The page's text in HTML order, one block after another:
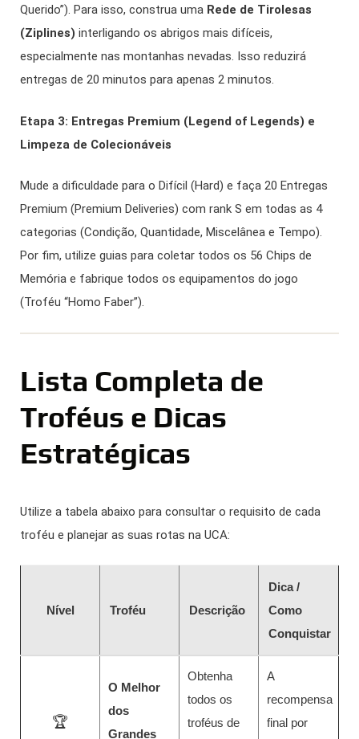
Querido”). Para isso, construa uma Rede de Tirolesas
(Ziplines) interligando os abrigos mais difíceis,
especialmente nas montanhas nevadas. Isso reduzirá
entregas de 20 minutos para apenas 2 minutos.
Etapa 3: Entregas Premium (Legend of Legends) e
Limpeza de Colecionáveis
Mude a dificuldade para o Difícil (Hard) e faça 20 Entregas
Premium (Premium Deliveries) com rank S em todas as 4
categorias (Condição, Quantidade, Miscelânea e Tempo).
Por fim, utilize guias para coletar todos os 56 Chips de
Memória e fabrique todos os equipamentos do jogo
(Troféu “Homo Faber”).
Lista Completa de
Troféus e Dicas
Estratégicas
Utilize a tabela abaixo para consultar o requisito de cada
troféu e planejar as suas rotas na UCA:
Nível Troféu Descrição
Dica /
Como
Conquistar
🏆
O Melhor
dos
Grandes
Obtenha
todos os
troféus de
A
recompensa
final por